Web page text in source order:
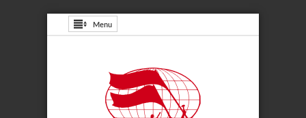
Menu